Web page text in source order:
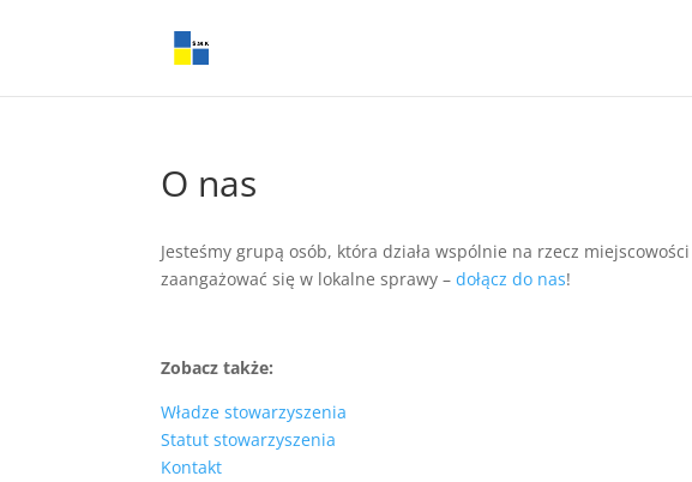
O nas
Jesteśmy grupą osób, która działa wspólnie na rzecz
zaangażować się w lokalne sprawy –dołącz do nas!
Zobacz także:
Władze stowarzyszenia
Statut stowarzyszenia
Kontakt